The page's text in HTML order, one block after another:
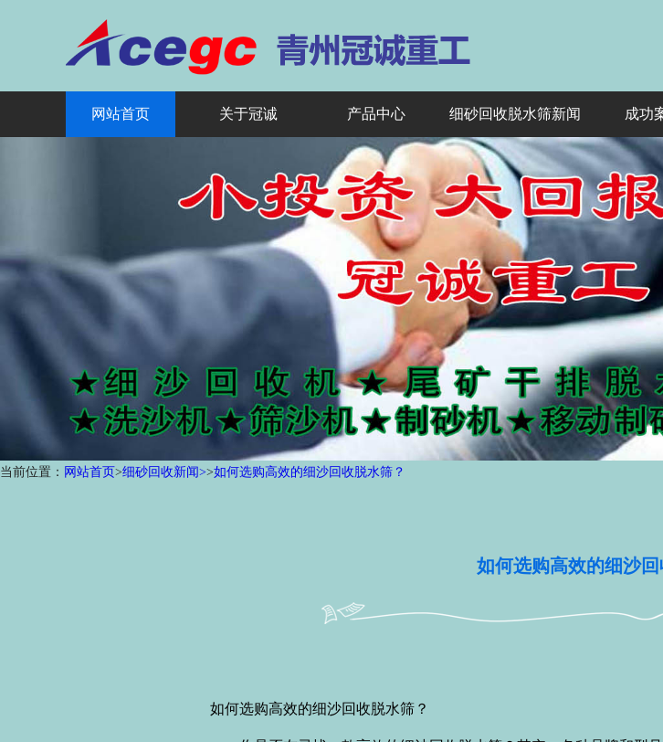
网站首页 关于冠诚 产品中心 细砂回收脱水筛新闻 成功
当前位置： 网站首页>细砂回收新闻>>如何选购高效的细沙回收脱水筛？
如何选购高效的细沙回
如何选购高效的细沙回收脱水筛？